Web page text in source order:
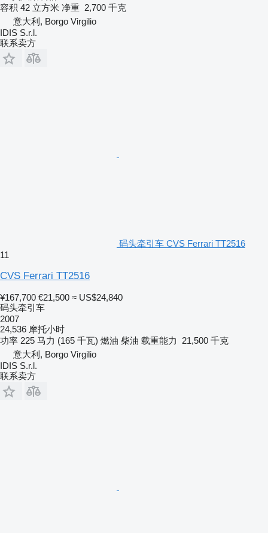
容积 42 立方米 净重 2,700 千克
意大利, Borgo Virgilio
IDIS S.r.l.
联系卖方
码头牵引车 CVS Ferrari TT2516
11
CVS Ferrari TT2516
¥167,700 €21,500 ≈ US$24,840
码头牵引车
2007
24,536 摩托小时
功率 225 马力 (165 千瓦) 燃油 柴油 载重能力
21,500 千克
意大利, Borgo Virgilio
IDIS S.r.l.
联系卖方